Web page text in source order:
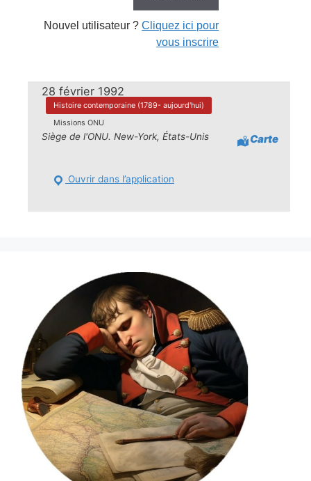
Nouvel utilisateur ?Cliquez ici pour
vous inscrire
28 février 1992
Histoire contemporaine (1789- aujourd'hui)
Missions ONU
Siège de l'ONU. New-York, États-Unis Carte
Ouvrir dans l’application